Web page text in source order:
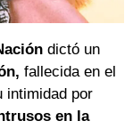
dictó un
fallecida en el
intimidad por
en la